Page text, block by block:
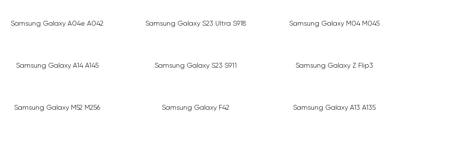
Samsung Galaxy A04e A042 Samsung Galaxy S23 Ultra S918 Samsung Galaxy M04 M045
Samsung Galaxy A14 A145 Samsung Galaxy S23 S911 Samsung Galaxy Z Flip3
Samsung Galaxy M52 M256 Samsung Galaxy F42 Samsung Galaxy A13 A135